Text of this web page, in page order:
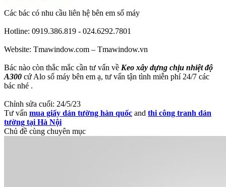
Các bác có nhu cầu liên hệ bên em số máy
Hotline: 0919.386.819 - 024.6292.7801
Website: Tmawindow.com – Tmawindow.vn
Bác nào còn thắc mắc cần tư vấn về Keo xây dựng chịu nhiệt độ
A300 cứ Alo số máy bên em ạ, tư vấn tận tình miễn phí 24/7 các
bác nhé .
Chỉnh sửa cuối: 24/5/23
Tư vấn mua giấy dán tường hàn quốc and thi công tranh dán
tường tại Hà Nội
Chủ đề cùng chuyên mục